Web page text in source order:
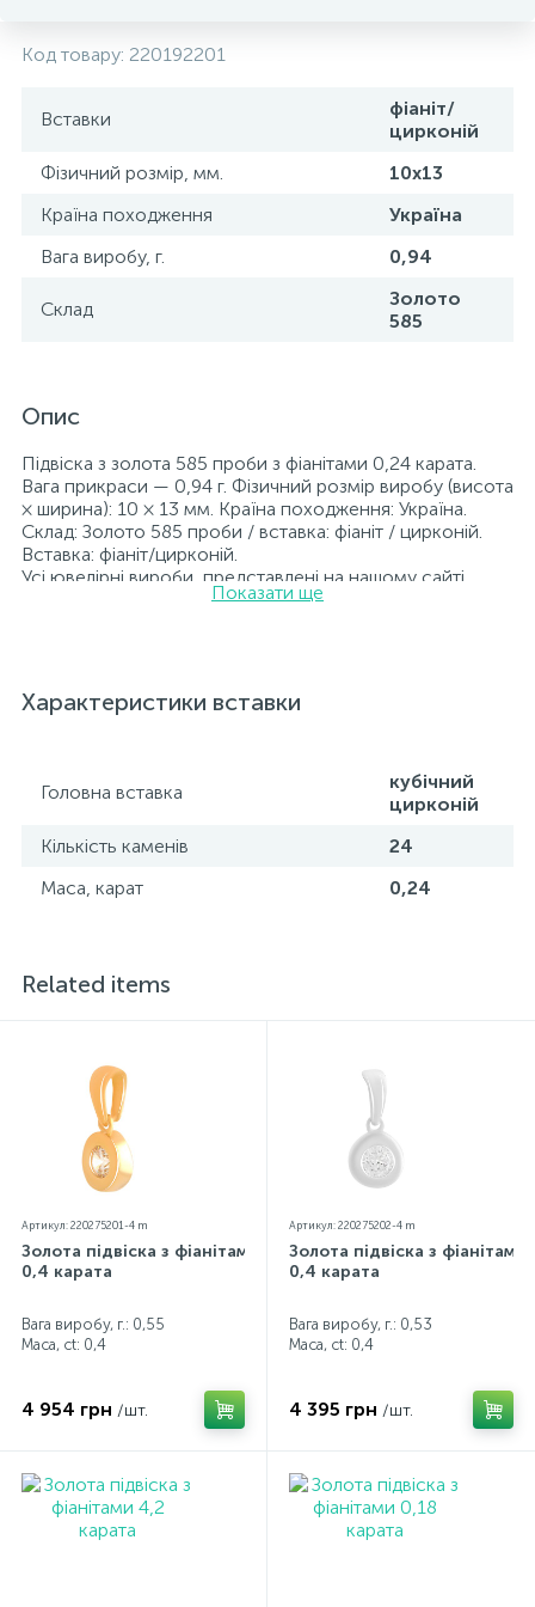
Код товару: 220192201
Вставки
фіаніт/
цирконій
Фізичний розмір, мм.
10х13
Країна походження
Україна
Вага виробу, г.
0,94
Склад
Золото
585
Опис
Підвіска з золота 585 проби з фіанітами 0,24 карата.
Вага прикраси — 0,94 г. Фізичний розмір виробу (висота
× ширина): 10 × 13 мм. Країна походження: Україна.
Склад: Золото 585 проби / вставка: фіаніт / цирконій.
Вставка: фіаніт/цирконій.
Усі ювелірні вироби, представлені на нашому сайті,
пройшли внутрішній контроль якості, а також перевірку
усіх параметрів.*Кольори виробів на сайті можуть дещо
відрізнятися від реальних через особливості передачі
Показати ще
Характеристики вставки
Головна вставка
кубічний
цирконій
Кількість каменів
24
Маса, карат
0,24
Related items
Артикул: 220275201-4 m
Золота підвіска з фіанітами
0,4 карата
Вага виробу, г.: 0,55
Маса, ct: 0,4
4 954 грн /шт.
Артикул: 220275202-4 m
Золота підвіска з фіанітами
0,4 карата
Вага виробу, г.: 0,53
Маса, ct: 0,4
4 395 грн /шт.